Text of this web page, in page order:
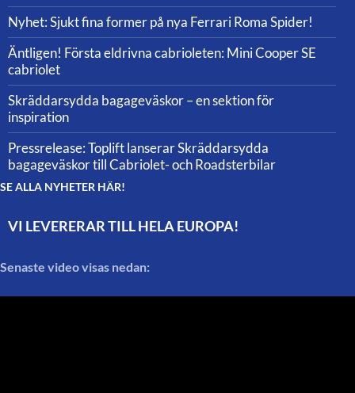
Nyhet: Sjukt fina former på nya Ferrari Roma Spider!
Äntligen! Första eldrivna cabrioleten: Mini Cooper SE
cabriolet
Skräddarsydda bagageväskor – en sektion för
inspiration
Pressrelease: Toplift lanserar Skräddarsydda
bagageväskor till Cabriolet- och Roadsterbilar
SE ALLA NYHETER HÄR!
VI LEVERERAR TILL HELA EUROPA!
Senaste video visas nedan: